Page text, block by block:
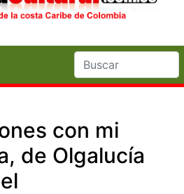
con mi
de Olgalucía